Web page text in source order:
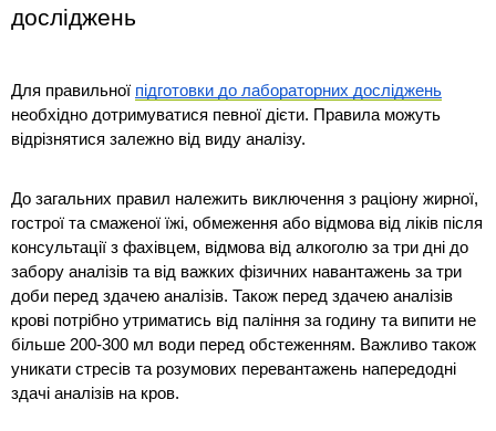
досліджень
Для правильної підготовки до лабораторних досліджень
необхідно дотримуватися певної дієти. Правила можуть
відрізнятися залежно від виду аналізу.
До загальних правил належить виключення з раціону жирної,
гострої та смаженої їжі, обмеження або відмова від ліків після
консультації з фахівцем, відмова від алкоголю за три дні до
забору аналізів та від важких фізичних навантажень за три
доби перед здачею аналізів. Також перед здачею аналізів
крові потрібно утриматись від паління за годину та випити не
більше 200-300 мл води перед обстеженням. Важливо також
уникати стресів та розумових перевантажень напередодні
здачі аналізів на кров.